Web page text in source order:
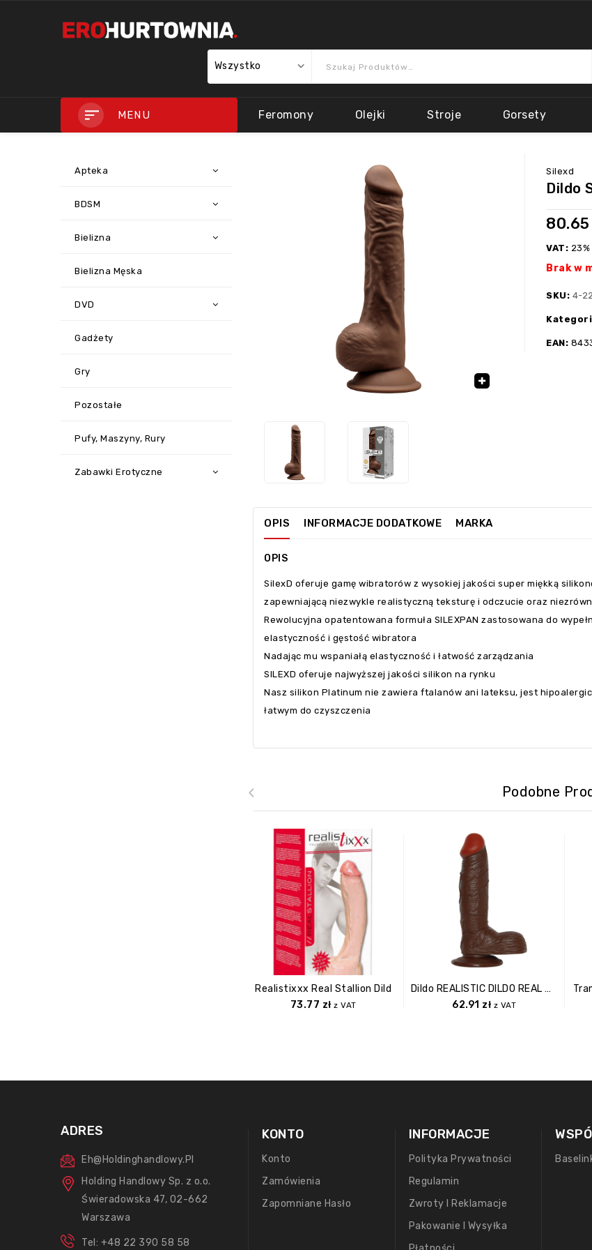
Wszystko
MENU Feromony Olejki Stroje Gorsety
Apteka
BDSM
Bielizna
Bielizna Męska
DVD
Gadżety
Gry
Pozostałe
Pufy, Maszyny, Rury
Zabawki Erotyczne
Silexd
Dildo
80.65
VAT: 23%
Brak w
SKU: 4-
EAN:
OPIS INFORMACJE DODATKOWE MARKA
OPIS
SilexD oferuje gamę wibratorów z wysokiej jakości super miękką
zapewniającą niezwykle realistyczną teksturę i odczucie oraz
Rewolucyjna opatentowana formuła SILEXPAN zastosowana do
elastyczność i gęstość wibratora
Nadając mu wspaniałą elastyczność i łatwość zarządzania
SILEXD oferuje najwyższej jakości silikon na rynku
Nasz silikon Platinum nie zawiera ftalanów ani lateksu, jest
łatwym do czyszczenia
Podobne
Realistixxx Real Stallion Dild
73.77 zł z VAT
Dildo REALISTIC DILDO REAL RAPTURE BROWN 7.5
62.91 zł z VAT
‹
ADRES
Eh@holdinghandlowy.pl
Holding Handlowy Sp. z o.o.
Świeradowska 47, 02-662
Warszawa
Tel: +48 22 390 58 58
KONTO
Konto
Zamówienia
Zapomniane Hasło
INFORMACJE
Polityka Prywatności
Regulamin
Zwroty I Reklamacje
Pakowanie I Wysyłka